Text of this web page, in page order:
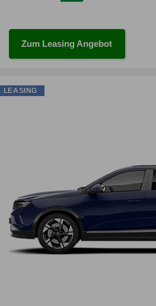
Zum Leasing Angebot
LEASING